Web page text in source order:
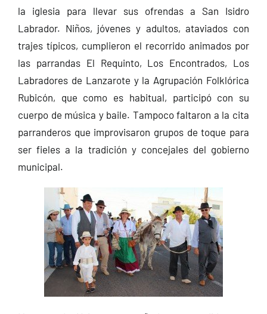
la iglesia para llevar sus ofrendas a San Isidro
Labrador. Niños, jóvenes y adultos, ataviados con
trajes típicos, cumplieron el recorrido animados por
las parrandas El Requinto, Los Encontrados, Los
Labradores de Lanzarote y la Agrupación Folklórica
Rubicón, que como es habitual, participó con su
cuerpo de música y baile. Tampoco faltaron a la cita
parranderos que improvisaron grupos de toque para
ser fieles a la tradición y concejales del gobierno
municipal.